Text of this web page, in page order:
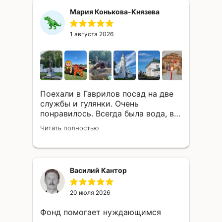
успешно воплощая проекты по
спасению российских
православных храмов один за
Мария Конькова-Князева
1 августа 2026
Поехали в Гаврилов посад на две
службы и гулянки. Очень
понравилось. Всегда была вода, в
начале поездки мы посетили храм,
на который жертвовали средства,
даже гулять. Накупили много
всего, погуляли, насмотрелись на
тяжеловесов (шикарных коней),
храме с помазанием. Сделали
Читать полностью
Василий Кантор
20 июля 2026
Фонд помогает нуждающимся